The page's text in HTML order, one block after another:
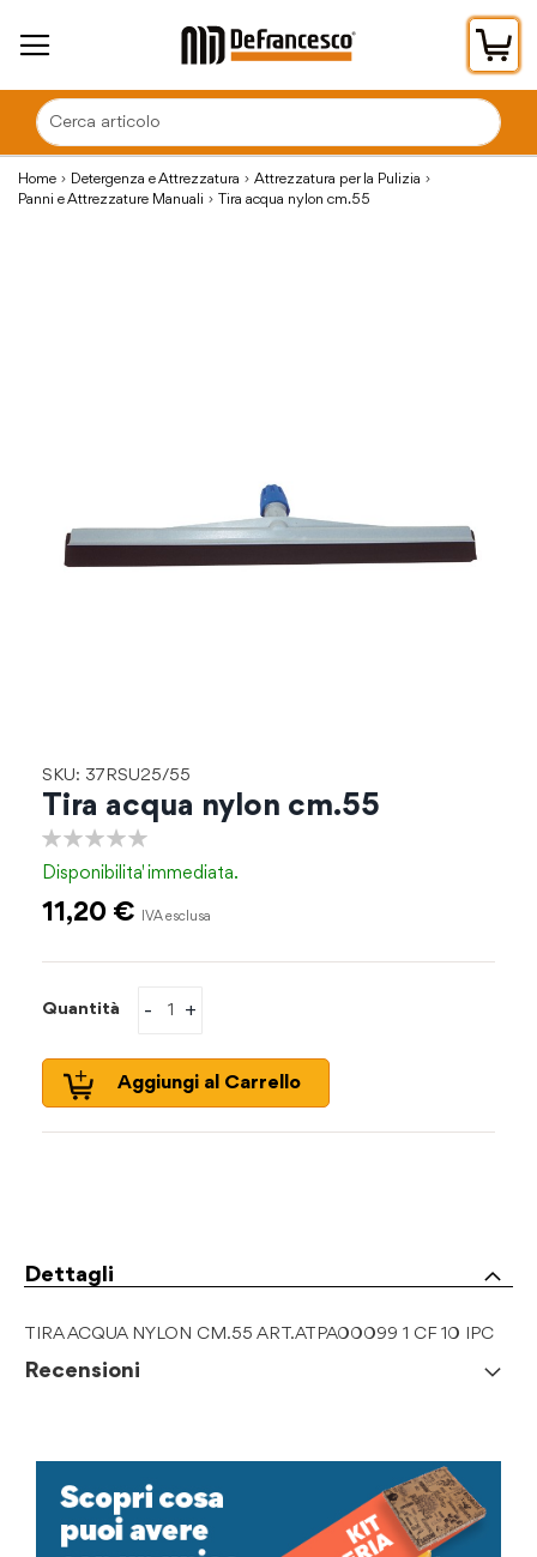
Home Detergenza e Attrezzatura
Attrezzatura per la Pulizia
Panni e Attrezzature Manuali
Tira acqua nylon cm.55
SKU: 37RSU25/55
Tira acqua nylon cm.55
Disponibilita'immediata.
11,20 €
Quantità +
-
Aggiungi al Carrello
Dettagli
TIRA ACQUA NYLON CM.55 ART.ATPA00099 1 CF 10 IPC
Recensioni
all'inizio
galleria